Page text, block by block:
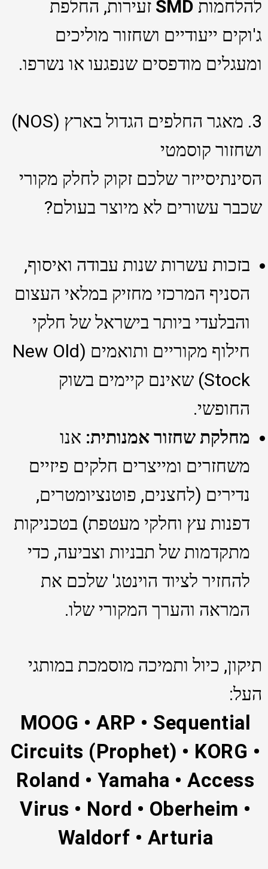
להלחמות SMD זעירות, החלפת
ג'וקים ייעודיים ושחזור מוליכים
ומעגלים מודפסים שנפגעו או נשרפו.
3. מאגר החלפים הגדול בארץ (NOS)
ושחזור קוסמטי
הסינתיסייזר שלכם זקוק לחלק מקורי
שכבר עשורים לא מיוצר בעולם?
בזכות עשרות שנות עבודה ואיסוף,
הסניף המרכזי מחזיק במלאי העצום
והבלעדי ביותר בישראל של חלקי
חילוף מקוריים ותואמים (New Old
Stock) שאינם קיימים בשוק
החופשי.
מחלקת שחזור אמנותית: אנו
משחזרים ומייצרים חלקים פיזיים
נדירים (לחצנים, פוטנציומטרים,
דפנות עץ וחלקי מעטפת) בטכניקות
מתקדמות של תבניות וצביעה, כדי
להחזיר לציוד הוינטג' שלכם את
המראה והערך המקורי שלו.
תיקון, כיול ותמיכה מוסמכת במותגי
העל:
MOOG • ARP • Sequential
Circuits (Prophet) • KORG •
Roland • Yamaha • Access
Virus • Nord • Oberheim •
Waldorf • Arturia